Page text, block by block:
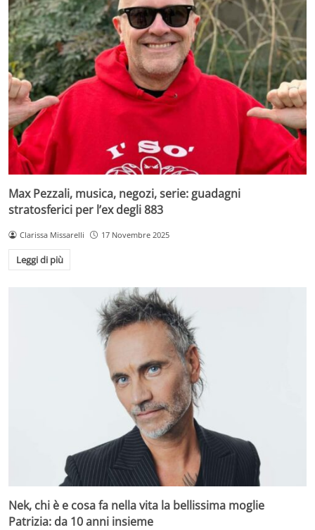
Max Pezzali, musica, negozi, serie: guadagni
stratosferici per l’ex degli 883
Clarissa Missarelli 17 Novembre 2025
Leggi di più
Nek, chi è e cosa fa nella vita la bellissima moglie
Patrizia: da 10 anni insieme